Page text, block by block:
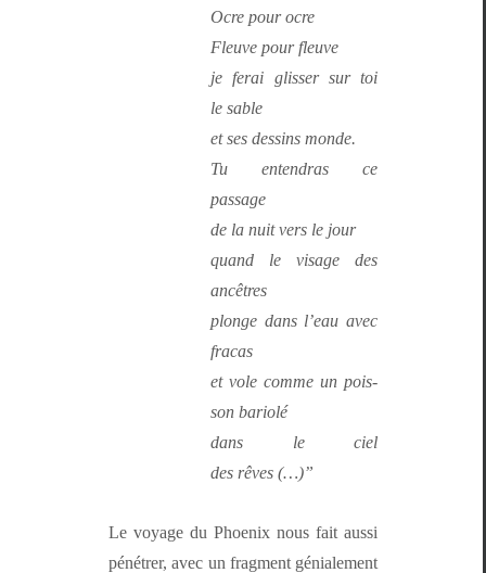
Ocre pour ocre
Fleuve pour fleuve
je ferai gliss­er sur toi
le sable
et ses dessins monde.
Tu enten­dras ce
passage
de la nuit vers le jour
quand le vis­age des
ancêtres
plonge dans l’eau avec
fracas
et vole comme un pois­
son bariolé
dans le ciel
des rêves (…)”
Le voy­age du Phoenix nous fait aus­si
pénétr­er, avec un frag­ment géniale­ment